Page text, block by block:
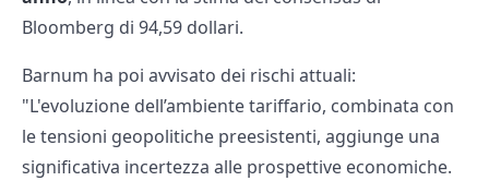
Bloomberg di 94,59 dollari.
Barnum ha poi avvisato dei rischi attuali:
"L'evoluzione dell’ambiente tariffario, combinata con
le tensioni geopolitiche preesistenti, aggiunge una
significativa incertezza alle prospettive economiche.